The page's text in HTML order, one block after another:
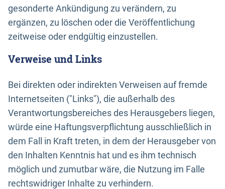
gesonderte Ankündigung zu verändern, zu
ergänzen, zu löschen oder die Veröffentlichung
zeitweise oder endgültig einzustellen.
Verweise und Links
Bei direkten oder indirekten Verweisen auf fremde
Internetseiten ("Links"), die außerhalb des
Verantwortungsbereiches des Herausgebers liegen,
würde eine Haftungsverpflichtung ausschließlich in
dem Fall in Kraft treten, in dem der Herausgeber von
den Inhalten Kenntnis hat und es ihm technisch
möglich und zumutbar wäre, die Nutzung im Falle
rechtswidriger Inhalte zu verhindern.